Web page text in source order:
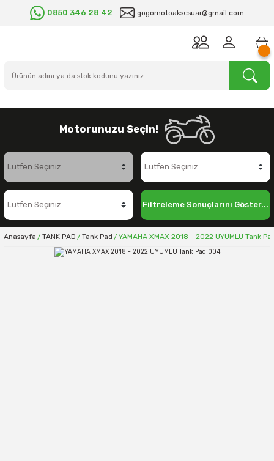
0850 346 28 42 gogomotoaksesuar@gmail.com
Motorunuzu Seçin!
Filtreleme Sonuçlarını Göster...
Anasayfa TANK PAD Tank Pad YAMAHA XMAX 2018 - 2022 UYUMLU Tank